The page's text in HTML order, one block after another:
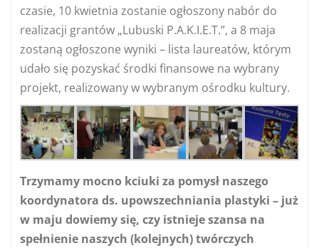
czasie, 10 kwietnia zostanie ogłoszony nabór do
realizacji grantów „Lubuski P.A.K.I.E.T.”, a 8 maja
zostaną ogłoszone wyniki – lista laureatów, którym
udało się pozyskać środki finansowe na wybrany
projekt, realizowany w wybranym ośrodku kultury.
Trzymamy mocno kciuki za pomysł naszego
koordynatora ds. upowszechniania plastyki – już
w maju dowiemy się, czy istnieje szansa na
spełnienie naszych (kolejnych) twórczych